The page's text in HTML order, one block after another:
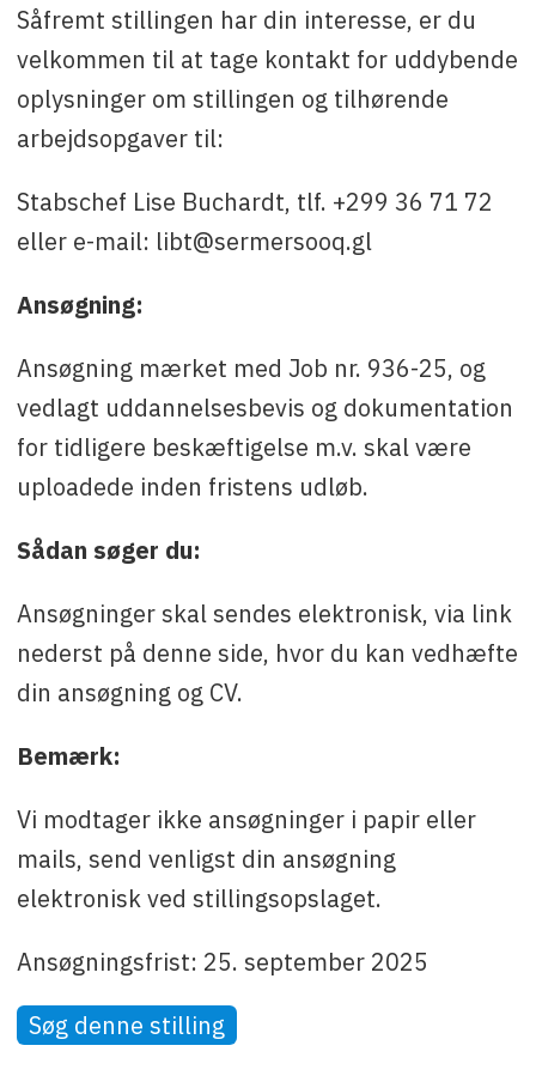
Såfremt stillingen har din interesse, er du
velkommen til at tage kontakt for uddybende
oplysninger om stillingen og tilhørende
arbejdsopgaver til:
Stabschef Lise Buchardt, tlf. +299 36 71 72
eller e-mail: libt@sermersooq.gl
Ansøgning:
Ansøgning mærket med Job nr. 936-25, og
vedlagt uddannelsesbevis og dokumentation
for tidligere beskæftigelse m.v. skal være
uploadede inden fristens udløb.
Sådan søger du:
Ansøgninger skal sendes elektronisk, via link
nederst på denne side, hvor du kan vedhæfte
din ansøgning og CV.
Bemærk:
Vi modtager ikke ansøgninger i papir eller
mails, send venligst din ansøgning
elektronisk ved stillingsopslaget.
Ansøgningsfrist: 25. september 2025
Søg denne stilling